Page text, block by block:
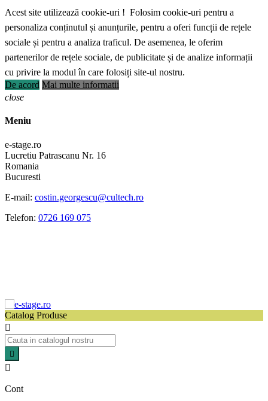
Acest site utilizează cookie-uri ! Folosim cookie-uri pentru a
personaliza conținutul și anunțurile, pentru a oferi funcții de rețele
sociale și pentru a analiza traficul. De asemenea, le oferim
partenerilor de rețele sociale, de publicitate și de analize informații
cu privire la modul în care folosiți site-ul nostru.
De acord Mai multe informatii
close
Meniu
e-stage.ro
Lucretiu Patrascanu Nr. 16
Romania
Bucuresti
E-mail: costin.georgescu@cultech.ro
Telefon: 0726 169 075
Catalog Produse



Cont